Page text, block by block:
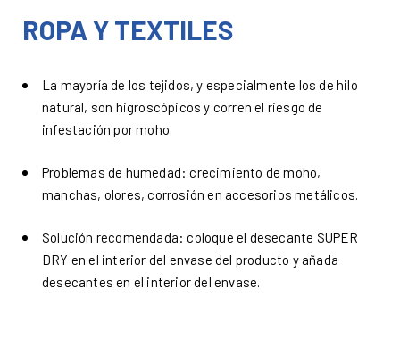
ROPA Y TEXTILES
La mayoría de los tejidos, y especialmente los de hilo
natural, son higroscópicos y corren el riesgo de
infestación por moho.
Problemas de humedad: crecimiento de moho,
manchas, olores, corrosión en accesorios metálicos.
Solución recomendada: coloque el desecante SUPER
DRY en el interior del envase del producto y añada
desecantes en el interior del envase.